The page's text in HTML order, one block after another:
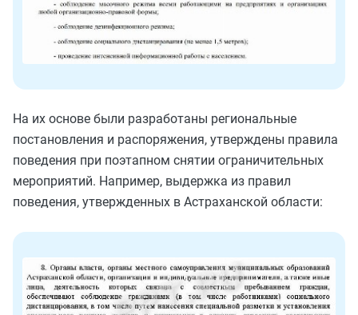
На их основе были разработаны региональные
постановления и распоряжения, утверждены правила
поведения при поэтапном снятии ограничительных
мероприятий. Например, выдержка из правил
поведения, утвержденных в Астраханской области: